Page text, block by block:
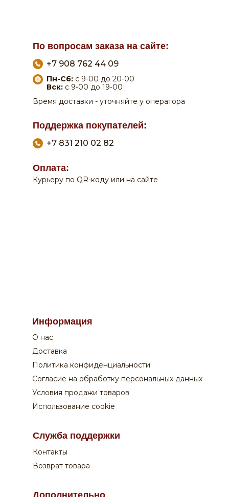
+7 908 762 44 09
+7 831 210 02 82
Пн-Сб: с 9-00 до 20-00
Вск: с 9-00 до 19-00
Время доставки - уточняйте у оператора
Курьеру по QR-коду или на сайте
По вопросам заказа на сайте:
Оплата:
Поддержка покупателей:
+7 908 762 44 09
+7 831 210 02 82
Пн-Сб:
Время доставки - уточняйте у оператора
Курьеру по QR-коду или на сайте
Поддержка покупателей:
Информация
Условия продажи товаров
Использование cookie
О нас
Доставка
Политика конфиденциальности
Согласие на обработку персональных данных
Служба поддержки
Контакты
Возврат товара
Дополнительно